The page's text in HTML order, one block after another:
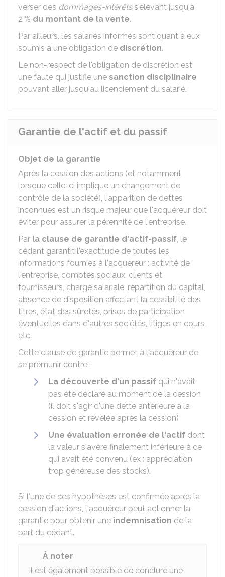
verser des dommages-intérêtss'élevant jusqu'à
2 % du montant de la vente.
Par ailleurs, les salariés informés sont quant à eux
soumis à une obligation de discrétion.
Le non-respect de l'obligation de discrétion est
une faute qui justifie une sanction disciplinaire
pouvant aller jusqu'au licenciement du salarié.
Garantie de l'actif et du passif
Objet de la garantie
Après la cession des actions (et notamment
lorsque celle-ci implique un changement de
contrôle de la société), l'apparition de dettes
inconnues est un risque majeur que l'acquéreur doit
éviter pour assurer la pérennité de l'entreprise.
Par la clause de garantie d'actif-passif, le
cédant garantit l'exactitude de toutes les
informations fournies à l'acquéreur : activité de
l'entreprise, comptes sociaux, clients et
fournisseurs, charge salariale, répartition du capital,
absence de disposition affectant la cessibilité des
titres, état des sûretés, prises de participation
éventuelles dans d'autres sociétés, litiges en cours,
etc.
Cette clause de garantie permet à l'acquéreur de
se prémunir contre :
La découverte d'un passif qui n'avait
pas été déclaré au moment de la cession
(il doit s'agir d'une dette antérieure à la
cession et révélée après la cession)
Une évaluation erronée de l'actif dont
la valeur s'avère finalement inférieure à ce
qui avait été convenu (ex : appréciation
trop généreuse des stocks).
Si l'une de ces hypothèses est confirmée après la
cession d'actions, l'acquéreur peut actionner la
garantie pour obtenir une indemnisation de la
part du cédant.
À noter
Il est également possible de conclure une